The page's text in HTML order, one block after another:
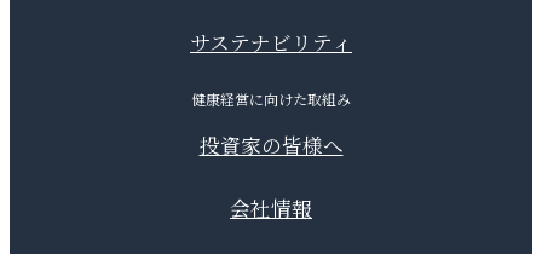
サステナビリティ
健康経営に向けた取組み
投資家の皆様へ
会社情報